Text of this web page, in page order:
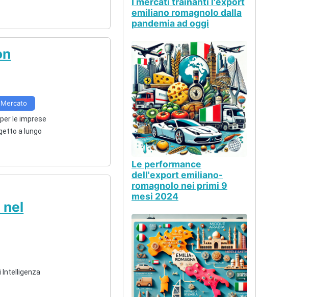
le imprese
a lungo
nel
Intelligenza
emiliano romagnolo dalla
pandemia ad oggi
Le performance
dell'export emiliano-
romagnolo nei primi 9
mesi 2024